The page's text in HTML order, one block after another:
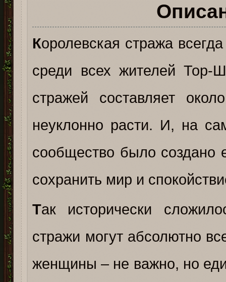
Королевская стража
среди всех жителей Тор-
стражей составляет
неуклонно расти. И, на
сообщество было создано
сохранить мир и
Так исторически
стражи могут абсолютно
женщины – не важно, но